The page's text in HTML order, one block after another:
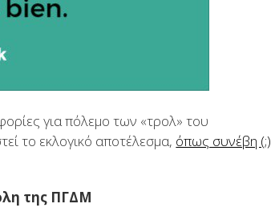
για πόλεμο των «τρολ» του
το εκλογικό αποτέλεσμα, όπως συνέβη (;)
της ΠΓΔΜ